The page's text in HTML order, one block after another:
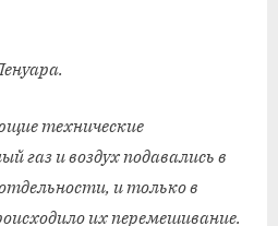
технические
газ и воздух подавались в
и только в
их перемешивание.